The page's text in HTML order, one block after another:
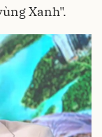
Xanh".